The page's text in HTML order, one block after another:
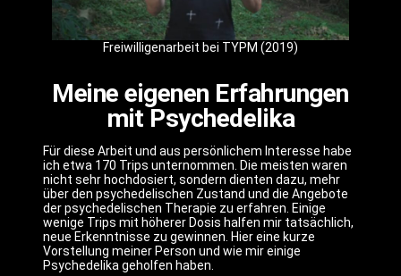
Freiwilligenarbeit bei TYPM (2019)
Meine eigenen Erfahrungen
mit Psychedelika
Für diese Arbeit und aus persönlichem Interesse habe
ich etwa 170 Trips unternommen. Die meisten waren
nicht sehr hochdosiert, sondern dienten dazu, mehr
über den psychedelischen Zustand und die Angebote
der psychedelischen Therapie zu erfahren. Einige
wenige Trips mit höherer Dosis halfen mir tatsächlich,
neue Erkenntnisse zu gewinnen. Hier eine kurze
Vorstellung meiner Person und wie mir einige
Psychedelika geholfen haben.